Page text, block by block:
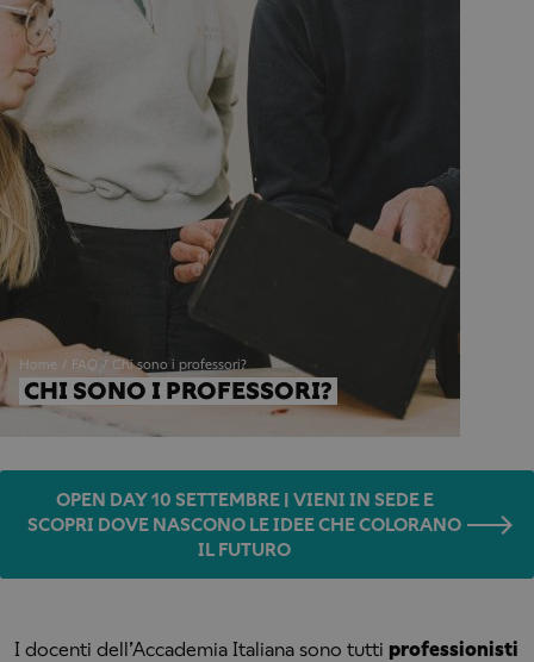
Home FAQ Chi sono i professori?
CHI SONO I PROFESSORI?
OPEN DAY 10 SETTEMBRE | VIENI IN SEDE E
SCOPRI DOVE NASCONO LE IDEE CHE COLORANO
IL FUTURO
I docenti dell’Accademia Italiana sono tutti professionisti